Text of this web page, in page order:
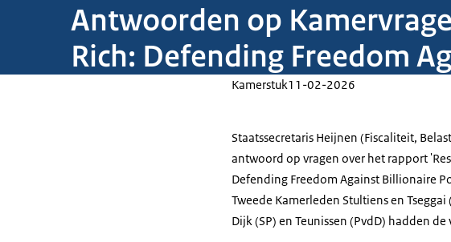
Antwoorden op
Rich: Defending Freedom
Kamerstuk11-02-2026
Staatssecretaris Heijnen (Fiscaliteit,
antwoord op vragen over het rapport
Defending Freedom Against Billionaire
Tweede Kamerleden Stultiens en
Dijk (SP) en Teunissen (PvdD) hadden de